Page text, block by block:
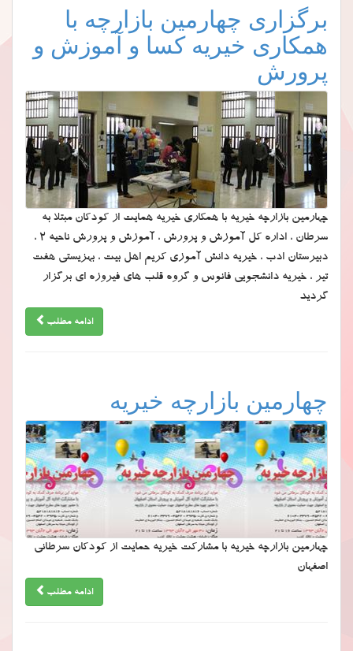
برگزاری چهارمین بازارچه با
همکاری خیریه کسا و آموزش و
پرورش
چهارمین بازارچه خیریه با همکاری خیریه همایت از کودکان مبتلا به
سرطان ، اداره کل آموزش و پرورش ، آموزش و پرورش ناحیه 2 ،
دبیرستان ادب ، خیریه دانش آموزی کریم اهل بیت ، بهزیستی هفت
تیر ، خیریه دانشجویی فانوس و گروه قلب های فیروزه ای برگزار
گردید
ادامه مطلب
چهارمین بازارچه خیریه
چهارمین بازارچه خیریه با مشارکت خیریه حمایت از کودکان سرطانی
اصفهان
ادامه مطلب